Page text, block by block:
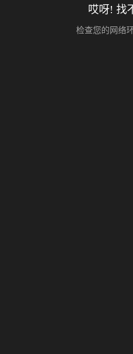
哎呀! 找
检查您的网络